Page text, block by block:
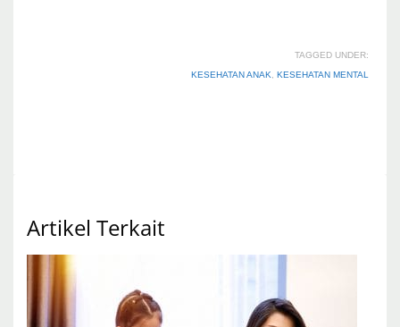
TAGGED UNDER:
KESEHATAN ANAK, KESEHATAN MENTAL
Artikel Terkait